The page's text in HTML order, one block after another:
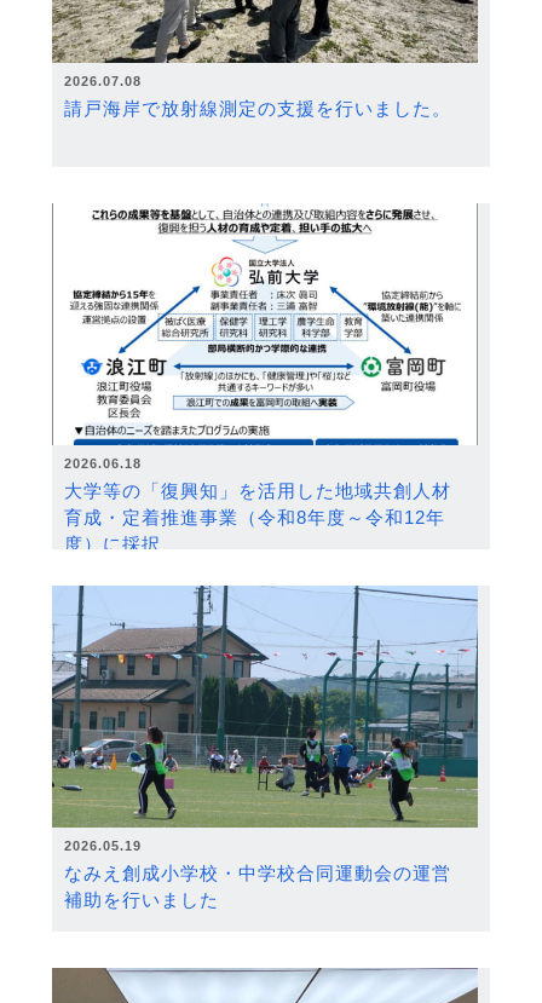
2026.07.08
請戸海岸で放射線測定の支援を行いました。
2026.06.18
大学等の「復興知」を活用した地域共創人材
育成・定着推進事業（令和8年度～令和12年
度）に採択
2026.05.19
なみえ創成小学校・中学校合同運動会の運営
補助を行いました